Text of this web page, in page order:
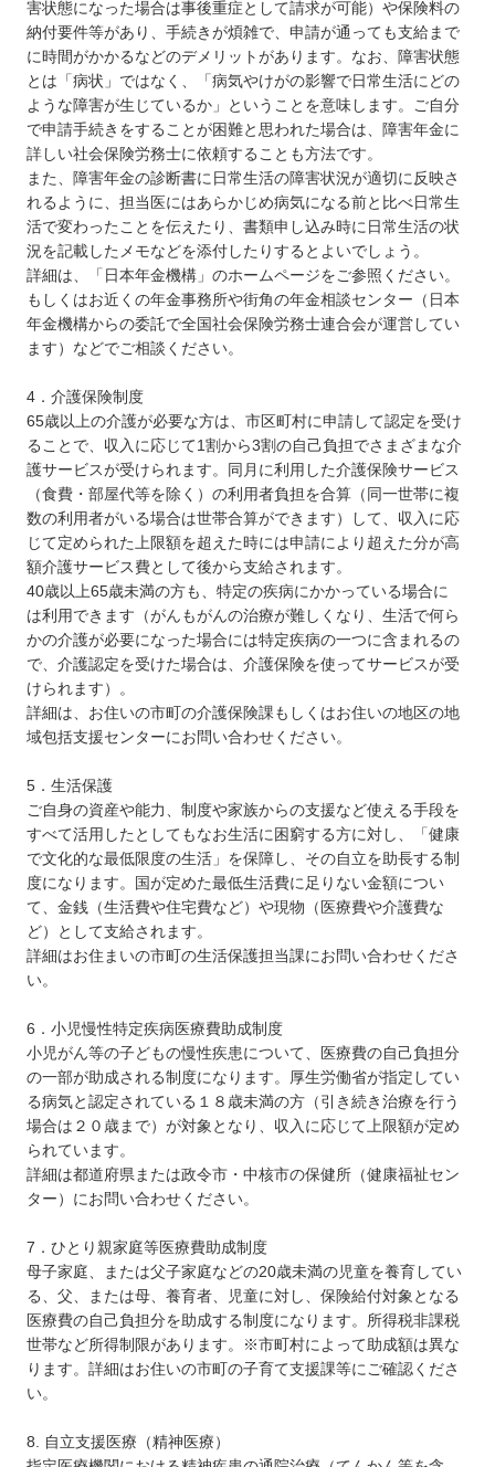
害状態になった場合は事後重症として請求が可能）や保険料の
納付要件等があり、手続きが煩雑で、申請が通っても支給まで
に時間がかかるなどのデメリットがあります。なお、障害状態
とは「病状」ではなく、「病気やけがの影響で日常生活にどの
ような障害が生じているか」ということを意味します。ご自分
で申請手続きをすることが困難と思われた場合は、障害年金に
詳しい社会保険労務士に依頼することも方法です。
また、障害年金の診断書に日常生活の障害状況が適切に反映さ
れるように、担当医にはあらかじめ病気になる前と比べ日常生
活で変わったことを伝えたり、書類申し込み時に日常生活の状
況を記載したメモなどを添付したりするとよいでしょう。
詳細は、「日本年金機構」のホームページをご参照ください。
もしくはお近くの年金事務所や街角の年金相談センター（日本
年金機構からの委託で全国社会保険労務士連合会が運営してい
ます）などでご相談ください。
4．介護保険制度
65歳以上の介護が必要な方は、市区町村に申請して認定を受け
ることで、収入に応じて1割から3割の自己負担でさまざまな介
護サービスが受けられます。同月に利用した介護保険サービス
（食費・部屋代等を除く）の利用者負担を合算（同一世帯に複
数の利用者がいる場合は世帯合算ができます）して、収入に応
じて定められた上限額を超えた時には申請により超えた分が高
額介護サービス費として後から支給されます。
40歳以上65歳未満の方も、特定の疾病にかかっている場合に
は利用できます（がんもがんの治療が難しくなり、生活で何ら
かの介護が必要になった場合には特定疾病の一つに含まれるの
で、介護認定を受けた場合は、介護保険を使ってサービスが受
けられます）。
詳細は、お住いの市町の介護保険課もしくはお住いの地区の地
域包括支援センターにお問い合わせください。
5．生活保護
ご自身の資産や能力、制度や家族からの支援など使える手段を
すべて活用したとしてもなお生活に困窮する方に対し、「健康
で文化的な最低限度の生活」を保障し、その自立を助長する制
度になります。国が定めた最低生活費に足りない金額につい
て、金銭（生活費や住宅費など）や現物（医療費や介護費な
ど）として支給されます。
詳細はお住まいの市町の生活保護担当課にお問い合わせくださ
い。
6．小児慢性特定疾病医療費助成制度
小児がん等の子どもの慢性疾患について、医療費の自己負担分
の一部が助成される制度になります。厚生労働省が指定してい
る病気と認定されている１８歳未満の方（引き続き治療を行う
場合は２０歳まで）が対象となり、収入に応じて上限額が定め
られています。
詳細は都道府県または政令市・中核市の保健所（健康福祉セン
ター）にお問い合わせください。
7．ひとり親家庭等医療費助成制度
母子家庭、または父子家庭などの20歳未満の児童を養育してい
る、父、または母、養育者、児童に対し、保険給付対象となる
医療費の自己負担分を助成する制度になります。所得税非課税
世帯など所得制限があります。※市町村によって助成額は異な
ります。詳細はお住いの市町の子育て支援課等にご確認くださ
い。
8. 自立支援医療（精神医療）